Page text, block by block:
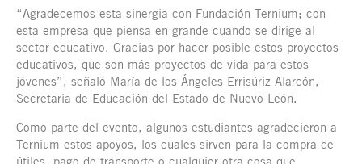
“Agradecemos esta sinergia con Fundación Ternium; con
esta empresa que piensa en grande cuando se dirige al
sector educativo. Gracias por hacer posible estos proyectos
educativos, que son más proyectos de vida para estos
jóvenes”, señaló María de los Ángeles Errisúriz Alarcón,
Secretaria de Educación del Estado de Nuevo León.
Como parte del evento, algunos estudiantes agradecieron a
Ternium estos apoyos, los cuales sirven para la compra de
útiles, pago de transporte o cualquier otra cosa que